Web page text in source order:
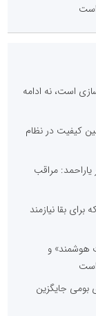
است
است، نه ادامه
کیفیت در نظام
مراقب
بقا نیازمند
هوشمند» و
است
بومی جایگزین